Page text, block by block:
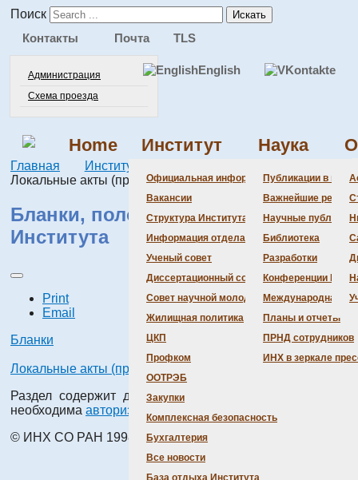
Поиск Искать
Контакты
Администрация
Схема проезда
Почта TLS
English
Home Институт
Официальная информация
Вакансии
Структура Института
Информация отдела кадров
Ученый совет
Диссертационный совет
Совет научной молодежи
Жилищная политика
ЦКП
Профком
ООТРЭБ
Закупки
Комплексная безопасность
Бухгалтерия
Все новости
База отдыха Института
Наука
Публикации в
Важнейшие
Научные
Библиотека
Разработки
Конференции
Международная
Планы и отчеты
ПРНД сотрудников
ИНХ в зеркале
Главная Институт
Локальные акты (приказы, положения)
Бланки, положения, приказы
Института
Print
Email
Бланки
Локальные акты (приказы, положения)
Раздел содержит документы, для просмотра которых
необходима авторизация
© ИНХ СО РАН 1998 – 2026 г.